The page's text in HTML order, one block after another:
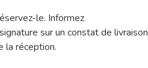
le. Informez
sur un constat de livraison
la réception.